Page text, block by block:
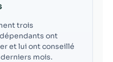
trois
ont
et lui ont conseillé
mois.